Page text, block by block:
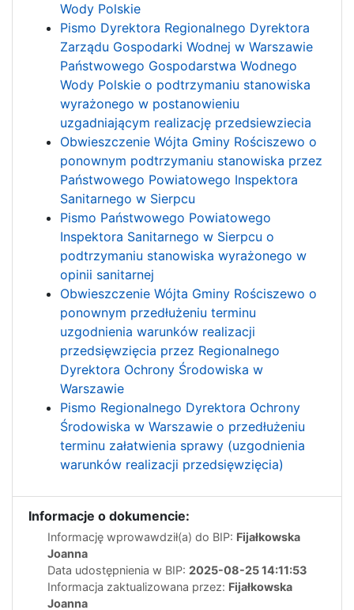
Wody Polskie
Pismo Dyrektora Regionalnego Dyrektora
Zarządu Gospodarki Wodnej w Warszawie
Państwowego Gospodarstwa Wodnego
Wody Polskie o podtrzymaniu stanowiska
wyrażonego w postanowieniu
uzgadniającym realizację przedsiewziecia
Obwieszczenie Wójta Gminy Rościszewo o
ponownym podtrzymaniu stanowiska przez
Państwowego Powiatowego Inspektora
Sanitarnego w Sierpcu
Pismo Państwowego Powiatowego
Inspektora Sanitarnego w Sierpcu o
podtrzymaniu stanowiska wyrażonego w
opinii sanitarnej
Obwieszczenie Wójta Gminy Rościszewo o
ponownym przedłużeniu terminu
uzgodnienia warunków realizacji
przedsięwzięcia przez Regionalnego
Dyrektora Ochrony Środowiska w
Warszawie
Pismo Regionalnego Dyrektora Ochrony
Środowiska w Warszawie o przedłużeniu
terminu załatwienia sprawy (uzgodnienia
warunków realizacji przedsięwzięcia)
Informacje o dokumencie:
Informację wprowawdził(a) do BIP: Fijałkowska
Joanna
Data udostępnienia w BIP: 2025-08-25 14:11:53
Informacja zaktualizowana przez: Fijałkowska
Joanna